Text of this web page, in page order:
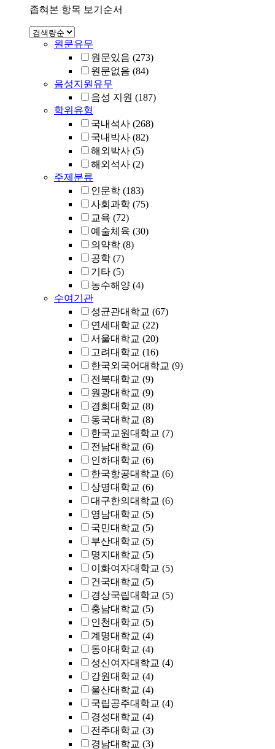
좁혀본 항목 보기순서
원문유무
원문있음 (273)
원문없음 (84)
음성지원유무
음성 지원 (187)
학위유형
국내석사 (268)
국내박사 (82)
해외박사 (5)
해외석사 (2)
주제분류
인문학 (183)
사회과학 (75)
교육 (72)
예술체육 (30)
의약학 (8)
공학 (7)
기타 (5)
농수해양 (4)
수여기관
성균관대학교 (67)
연세대학교 (22)
서울대학교 (20)
고려대학교 (16)
한국외국어대학교 (9)
전북대학교 (9)
원광대학교 (9)
경희대학교 (8)
동국대학교 (8)
한국교원대학교 (7)
전남대학교 (6)
인하대학교 (6)
한국항공대학교 (6)
상명대학교 (6)
대구한의대학교 (6)
영남대학교 (5)
국민대학교 (5)
부산대학교 (5)
명지대학교 (5)
이화여자대학교 (5)
건국대학교 (5)
경상국립대학교 (5)
충남대학교 (5)
인천대학교 (5)
계명대학교 (4)
동아대학교 (4)
성신여자대학교 (4)
강원대학교 (4)
울산대학교 (4)
국립공주대학교 (4)
경성대학교 (4)
전주대학교 (3)
경남대학교 (3)